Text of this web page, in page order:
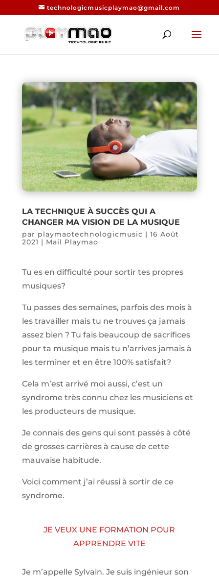
technologicmusicplaymao@gmail.com
LA TECHNIQUE À SUCCÈS QUI A
CHANGER MA VISION DE LA MUSIQUE
par playmaotechnologicmusic | 16 Août
2021 | Mail Playmao
Tu es en difficulté pour sortir tes propres
musiques?
Tu passes des semaines, parfois des mois à
les travailler mais tu ne trouves ça jamais
assez bien ? Tu fais beaucoup de sacrifices
pour ta musique mais tu n’arrives jamais à
les terminer et en être 100% satisfait?
Cela m’est arrivé moi aussi, c’est un
syndrome très connu chez les musiciens et
les producteurs de musique.
Je connais des gens qui sont passés à côté
de grosses carrières à cause de cette
mauvaise habitude.
Voici comment j’ai réussi à sortir de ce
syndrome.
JE VEUX UNE FORMATION POUR
APPRENDRE VITE
Je m’appelle Sylvain. Je suis ingénieur son